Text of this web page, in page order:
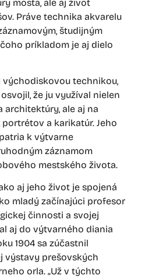
mosta, ale aj život
Práve technika akvarelu
študijným
príkladom je aj dielo
východiskovou technikou,
že ju využíval nielen
architektúry, ale aj na
a karikatúr. Jeho
k výtvarne
záznamom
mestského života.
aj jeho život je spojená
mladý začínajúci profesor
činnosti a svojej
aj do výtvarného diania
1904 sa zúčastnil
výstavy prešovských
orla. „Už v týchto